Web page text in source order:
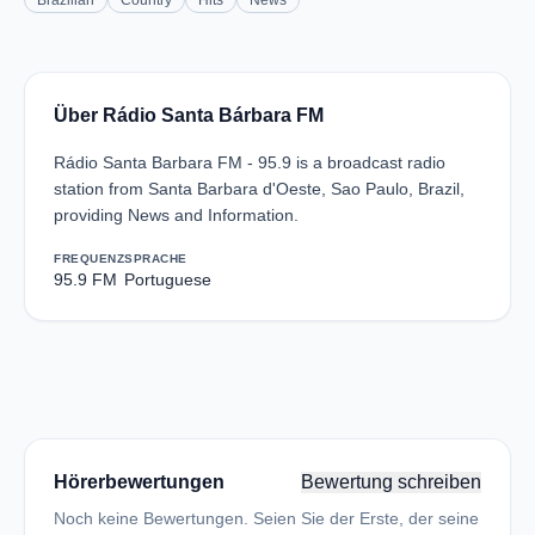
Über Rádio Santa Bárbara FM
Rádio Santa Barbara FM - 95.9 is a broadcast radio
station from Santa Barbara d'Oeste, Sao Paulo, Brazil,
providing News and Information.
FREQUENZ
95.9 FM
SPRACHE
Portuguese
Hörerbewertungen Bewertung schreiben
Noch keine Bewertungen. Seien Sie der Erste, der seine